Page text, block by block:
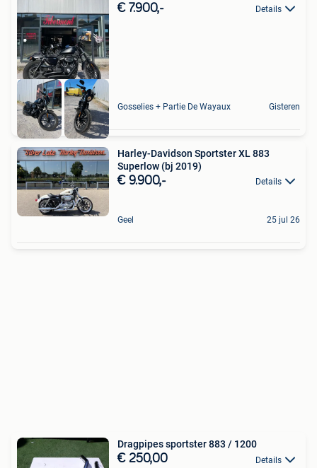
€ 7.900,- Details
Gosselies + Partie De Wayaux Gisteren
Harley-Davidson Sportster XL 883
Superlow (bj 2019)
€ 9.900,- Details
Geel 25 jul 26
Dragpipes sportster 883 / 1200
€ 250,00 Details